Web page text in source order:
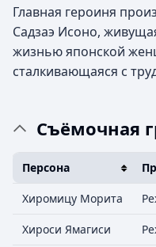
Главная героиня
Садзаэ Исоно,
жизнью японской
сталкивающаяся с
Съёмочная
Персона
Хиромицу Морита
Хироси Ямагиси